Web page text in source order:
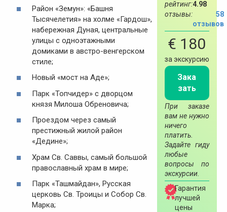
рейтинг:4.98
отзывы:
58
отзывов
€ 180
за экскурсию
Зака
зать
При заказе
вам не нужно
ничего
платить.
Задайте гиду
любые
вопросы по
экскурсии.
Гарантия
лучшей
цены
Район «Земун»: «Башня
Тысячелетия» на холме «Гардош»,
набережная Дуная, центральные
улицы с одноэтажными
домиками в австро-венгерском
стиле;
Новый «мост на Аде»;
Парк «Топчидер» с дворцом
князя Милоша Обреновича;
Проездом через самый
престижный жилой район
«Дедине»;
Храм Св. Саввы, самый большой
православный храм в мире;
Парк «Ташмайдан», Русская
церковь Св. Троицы и Собор Св.
Марка;